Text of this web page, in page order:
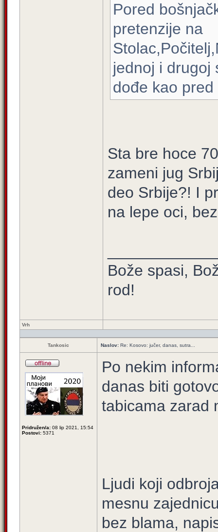
Pored
pretenzije na
jednoj i drugoj
dođe kao
Sta bre hoce
zameni jug
deo Srbije?! I
na lepe oci,
Bože spasi,
rod!
Vrh
Tankosic Naslov: Re: Kosovo: jučer, danas, sutra...
Pridružen/a: 08 lip 2021, 15:54
Postovi: 5371
Po nekim
danas biti
tabicama zarad
Ljudi koji
mesnu
bez blama,